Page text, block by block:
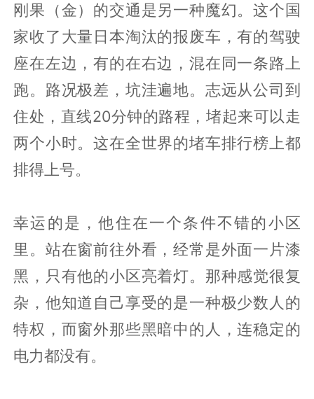
刚果（金）的交通是另一种魔幻。这个国
家收了大量日本淘汰的报废车，有的驾驶
座在左边，有的在右边，混在同一条路上
跑。路况极差，坑洼遍地。志远从公司到
住处，直线20分钟的路程，堵起来可以走
两个小时。这在全世界的堵车排行榜上都
排得上号。
幸运的是，他住在一个条件不错的小区
里。站在窗前往外看，经常是外面一片漆
黑，只有他的小区亮着灯。那种感觉很复
杂，他知道自己享受的是一种极少数人的
特权，而窗外那些黑暗中的人，连稳定的
电力都没有。